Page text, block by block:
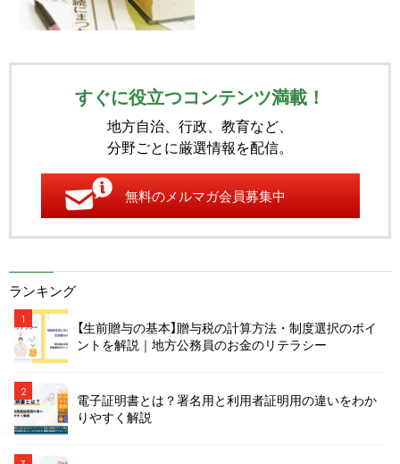
すぐに役立つコンテンツ満載！
地方自治、行政、教育など、
分野ごとに厳選情報を配信。
無料のメルマガ会員募集中
ランキング
1
【生前贈与の基本】贈与税の計算方法・制度選択のポイ
ントを解説｜地方公務員のお金のリテラシー
2
電子証明書とは？署名用と利用者証明用の違いをわか
りやすく解説